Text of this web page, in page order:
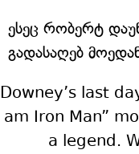
ესეც რობერტ
გადასაღებ
Downey’s last
am Iron Man”
a legend.